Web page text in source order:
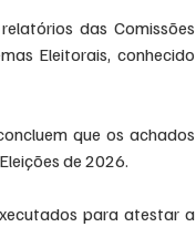
das Comissões
Eleitorais, conhecido
que os achados
de 2026.
para atestar a